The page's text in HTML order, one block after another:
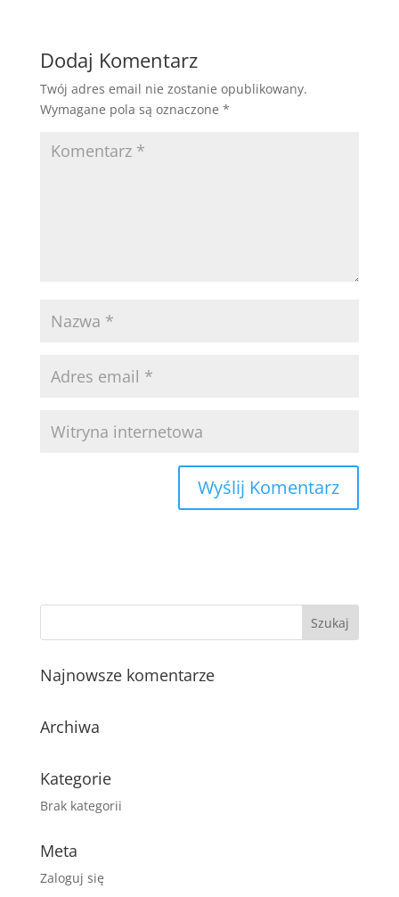
Dodaj Komentarz
Twój adres email nie zostanie opublikowany.
Wymagane pola są oznaczone *
Najnowsze komentarze
Archiwa
Kategorie
Brak kategorii
Meta
Zaloguj się